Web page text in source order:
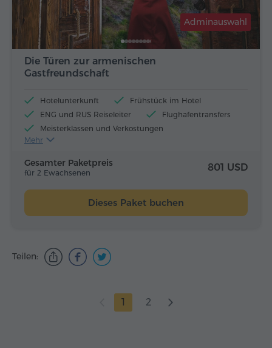
Die Türen zur armenischen
Gastfreundschaft
Adminauswahl
Hotelunterkunft
Frühstück im Hotel
ENG und RUS Reiseleiter
Flughafentransfers
Meisterklassen und Verkostungen
Flugtickets
Mehr
Gesamter Paketpreis
für 2 Ewachsenen 801 USD
Dieses Paket buchen
Teilen:
1 2